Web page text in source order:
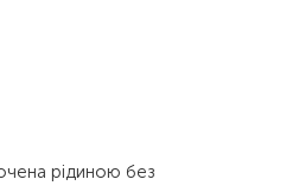
рідиною без